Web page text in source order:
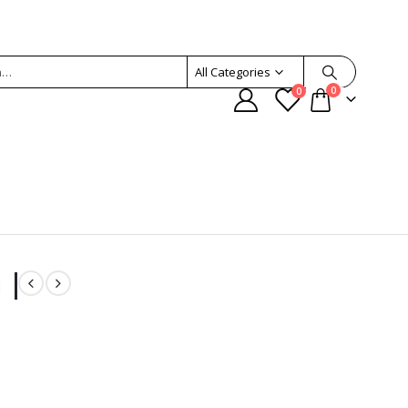
All Categories
0 0
|